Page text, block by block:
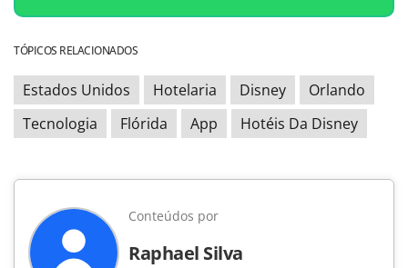
TÓPICOS RELACIONADOS
Estados Unidos Hotelaria Disney
Orlando
Tecnologia
Flórida App Hotéis Da Disney
Conteúdos por
Raphael Silva